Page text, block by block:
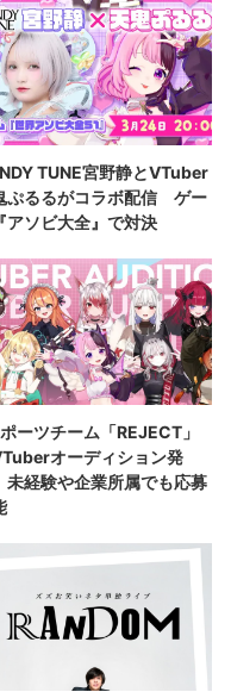
TUNE宮野静とVTuber
ぷるるがコラボ配信 ゲー
アソビ大全』で対決
ーツチーム「REJECT」
オーディション発
経験や企業所属でも応募